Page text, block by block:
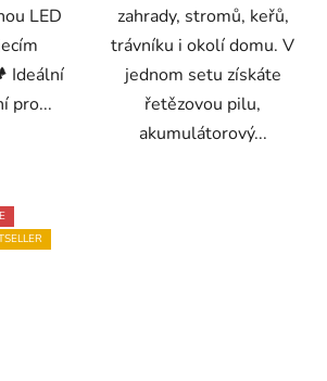
LED
Ideální
pro...
zahrady, stromů, keřů,
trávníku i okolí domu. V
jednom setu získáte
řetězovou pilu,
akumulátorový...